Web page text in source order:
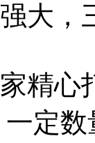
大
精
一定